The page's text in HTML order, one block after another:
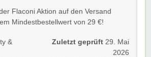
Flaconi Aktion auf den Versand
Mindestbestellwert von 29 €!
mit Rabatt-Codes kombinierbar,
unsere Flaconi Gutscheine zu nutzen.
&
Zuletzt geprüft 29. Mai
2026